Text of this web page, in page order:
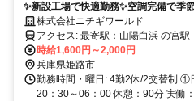
✨新設工場で快適勤務✨空調完備で季
環境で気持ちよく働きたい方に注目！
株式会社ニチギワールド
アクセス: 最寄駅：山陽白浜 の宮駅 送迎バス10分 ・車/バイク/自転
車通勤可 （無料駐車・駐輪場あり）
時給1,600円～2,000円
兵庫県姫路市
勤務時間・曜日: 4勤2休/2交替制
20：30～06：00 休憩：90分 実働